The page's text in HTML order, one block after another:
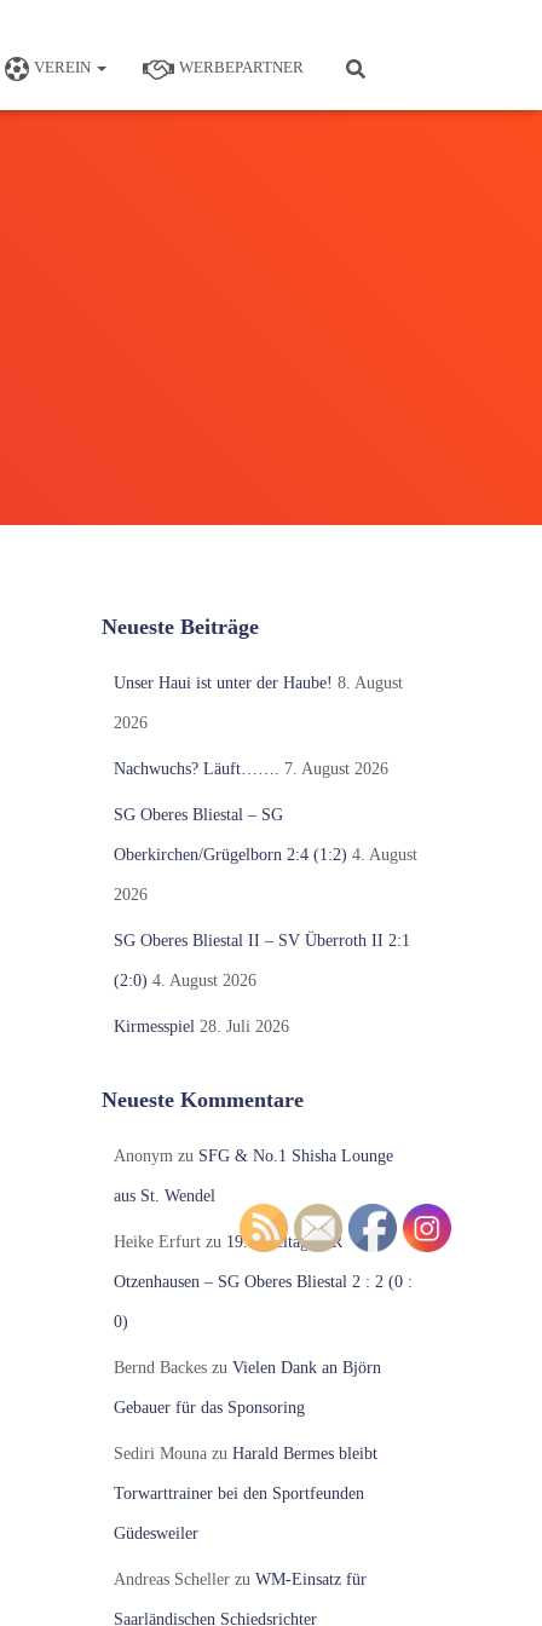
VEREIN WERBEPARTNER
Neueste Beiträge
Unser Haui ist unter der Haube! 8. August
2026
Nachwuchs? Läuft……. 7. August 2026
SG Oberes Bliestal – SG
Oberkirchen/Grügelborn 2:4 (1:2) 4. August
2026
SG Oberes Bliestal II – SV Überroth II 2:1
(2:0) 4. August 2026
Kirmesspiel 28. Juli 2026
Neueste Kommentare
Anonymzu SFG & No.1 Shisha Lounge
aus St. Wendel
Heike Erfurtzu 19. Spieltag VfR
Otzenhausen – SG Oberes Bliestal 2 : 2 (0 :
0)
Bernd Backeszu Vielen Dank an Björn
Gebauer für das Sponsoring
Sediri Mounazu Harald Bermes bleibt
Torwarttrainer bei den Sportfeunden
Güdesweiler
Andreas Schellerzu WM-Einsatz für
Saarländischen Schiedsrichter